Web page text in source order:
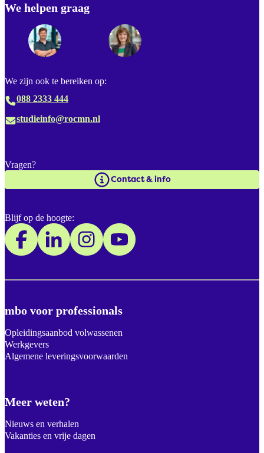
We helpen graag
We zijn ook te bereiken op:
088 2333 444
studieinfo@rocmn.nl
mbo voor professionals
Opleidingsaanbod volwassenen
Werkgevers
Algemene leveringsvoorwaarden
Meer weten?
Nieuws en verhalen
Vakanties en vrije dagen
Vragen?
Contact & info
Blijf op de hoogte:
Footer